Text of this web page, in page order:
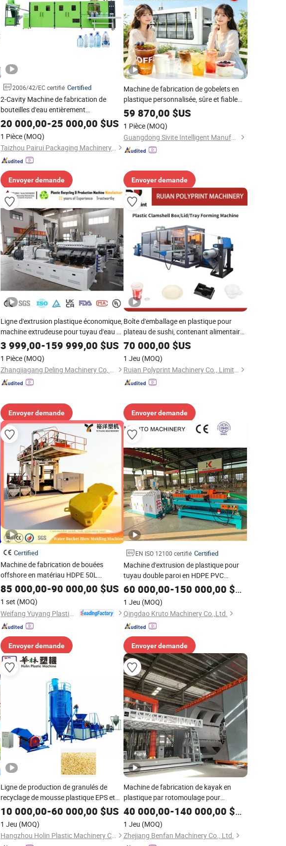
2006/42/EC certifié Certified
2-Cavity Machine de fabrication de
bouteilles d'eau entièrement
automatique Machine de soufflage de
bouteilles en plastique
20 000,00-25 000,00 $US
1 Pièce (MOQ)
Taizhou Pairui Packaging Machinery Co., Ltd.
Envoyer demande
Machine de fabrication de gobelets en
plastique personnalisée, sûre et fiable
pour l'usinage de conteneurs en
plastique
59 870,00 $US
1 Pièce (MOQ)
Guangdong Sivite Intelligent Manufacturing Co., Ltd.
Envoyer demande
Ligne d'extrusion plastique économique,
machine extrudeuse pour tuyau d'eau en
UPVC de grand diamètre, tuyau d'air en
CPVC, conduit en PVC, profil WPC,
système de production de feuilles en
ASA
3 999,00-159 999,00 $US
1 Pièce (MOQ)
Zhangjiagang Deling Machinery Co, Ltd
Envoyer demande
Boîte d'emballage en plastique pour
plateau de sushi, contenant alimentaire,
machine de thermoformage
70 000,00 $US
1 Jeu (MOQ)
Ruian Polyprint Machinery Co., Limited
Envoyer demande
Certified
Machine de fabrication de bouées
offshore en matériau HDPE 50L
Machine de soufflage de plastique
Machine de plastique Machinerie
plastique
85 000,00-90 000,00 $US
1 set (MOQ)
Envoyer demande
EN ISO 12100 certifié Certified
Machine d'extrusion de plastique pour
tuyau double paroi en HDPE PVC
automatique 40-110mm
60 000,00-150 000,00 $US
1 Jeu (MOQ)
Qingdao Kruto Machinery Co.,Ltd.
Envoyer demande
Ligne de production de granulés de
recyclage de mousse plastique EPS et
EPE
10 000,00-60 000,00 $US
1 Jeu (MOQ)
Hangzhou Holin Plastic Machinery Co., Ltd.
Machine de fabrication de kayak en
plastique par rotomoulage pour
réservoir d'eau, équipement de
fabrication de bateau
40 000,00-140 000,00 $US
1 Jeu (MOQ)
Zhejiang Benfan Machinery Co., Ltd.